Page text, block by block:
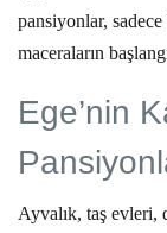
pansiyonlar,
maceraların
Ege’nin
Ayvalık, taş evleri,